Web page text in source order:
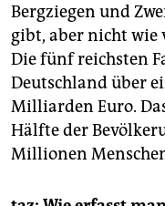
Bergziegen und
gibt, aber nicht wie
Die fünf reichsten
Deutschland über
Milliarden Euro.
Hälfte der
Millionen